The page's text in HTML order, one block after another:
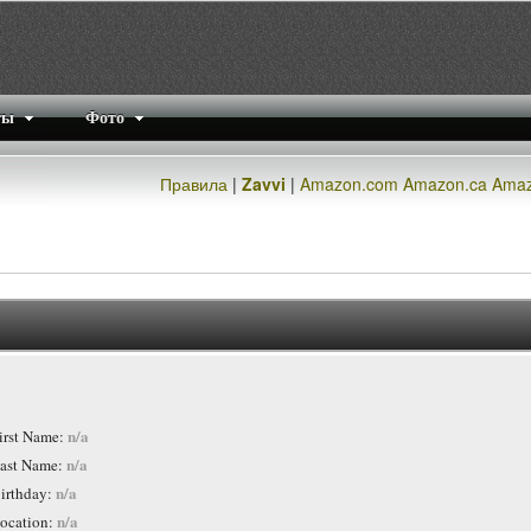
Фото
Правила |Zavvi |Amazon.com Amazon.ca
Name: n/a
Name: n/a
n/a
n/a